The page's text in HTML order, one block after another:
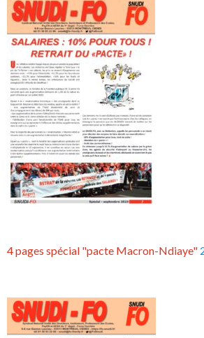
4 pages spécial "pacte Macron-Ndiaye"